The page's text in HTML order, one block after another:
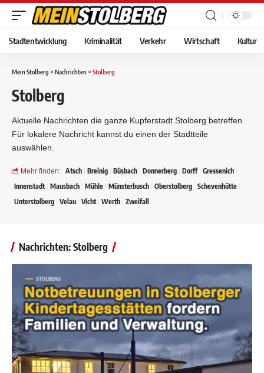
Stadtentwicklung Kriminalität Verkehr Wirtschaft Kultur
Mein Stolberg > Nachrichten > Stolberg
Stolberg
Aktuelle Nachrichten die ganze Kupferstadt Stolberg betreffen.
Für lokalere Nachricht kannst du einen der Stadtteile
auswählen.
Mehr finden: Atsch Breinig Büsbach Donnerberg Dorff Gressenich
Innenstadt Mausbach Mühle Münsterbusch Oberstolberg Schevenhütte
Unterstolberg Velau Vicht Werth Zweifall
Nachrichten: Stolberg